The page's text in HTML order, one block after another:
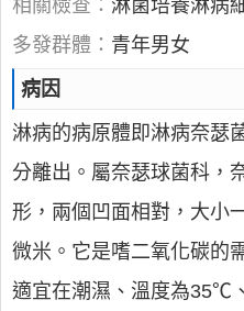
相關檢查： 淋菌培養淋病
多發群體： 青年男女
病因
淋病的病原體即淋病奈瑟
分離出。屬奈瑟球菌科，
形，兩個凹面相對，大小
微米。它是嗜二氧化碳的
適宜在潮濕、溫度為35℃